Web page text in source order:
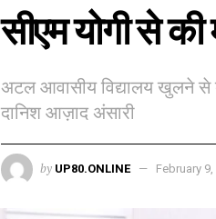
सीएम योगी से
अटल आवासीय विद्यालय खुलने से
दानिश आज़ाद अंसारी
by UP80.ONLINE February